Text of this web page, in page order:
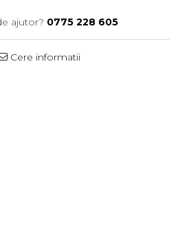
ajutor? 0775 228 605
Cere informatii